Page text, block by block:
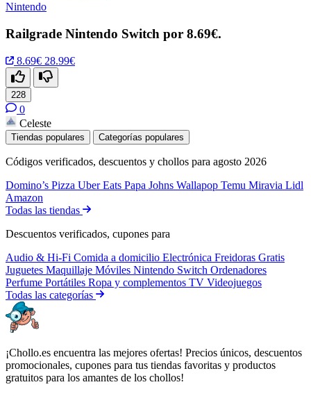
Nintendo
Railgrade Nintendo Switch por 8.69€.
8.69€ 28.99€
228
0
Celeste
Tiendas populares Categorías populares
Códigos verificados, descuentos y chollos para agosto 2026
Domino’s Pizza Uber Eats Papa Johns Wallapop Temu Miravia Lidl
Amazon
Todas las tiendas
Descuentos verificados, cupones para
Audio & Hi-Fi Comida a domicilio Electrónica Freidoras Gratis
Juguetes Maquillaje Móviles Nintendo Switch Ordenadores
Perfume Portátiles Ropa y complementos TV Videojuegos
Todas las categorías
¡Chollo.es encuentra las mejores ofertas! Precios únicos, descuentos
promocionales, cupones para tus tiendas favoritas y productos
gratuitos para los amantes de los chollos!